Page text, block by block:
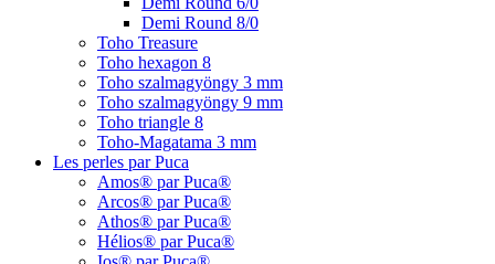
Demi Round 8/0
Toho Treasure
Toho hexagon 8
Toho szalmagyöngy 3 mm
Toho szalmagyöngy 9 mm
Toho triangle 8
Toho-Magatama 3 mm
Les perles par Puca
Amos® par Puca®
Arcos® par Puca®
Athos® par Puca®
Hélios® par Puca®